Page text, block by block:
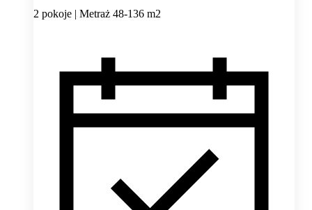
2 pokoje | Metraż 48-136 m2